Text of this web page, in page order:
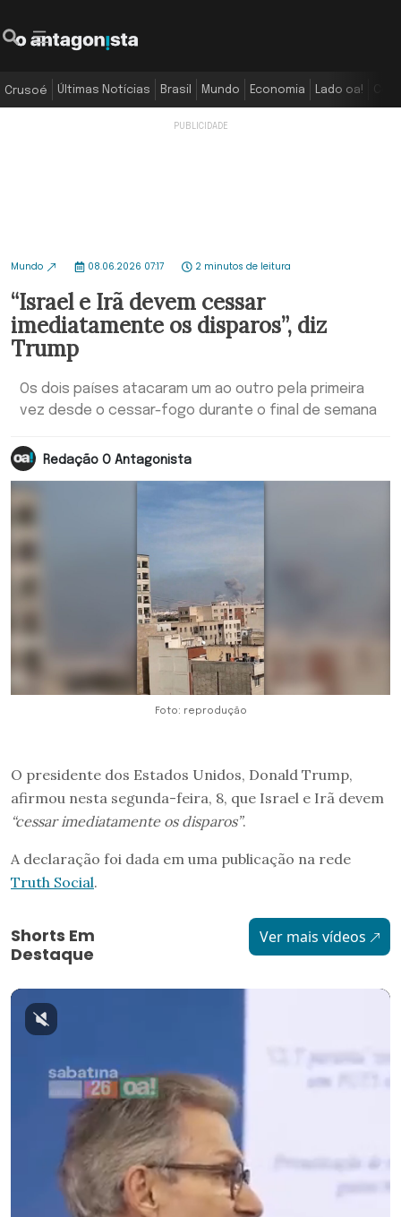
Crusoé Últimas Notícias Brasil Mundo Economia Lado oa!
Mundo 08.06.2026 07:17 2 minutos de leitura
“Israel e Irã devem cessar
imediatamente os disparos”, diz
Trump
Os dois países atacaram um ao outro pela primeira
vez desde o cessar-fogo durante o final de semana
Redação O Antagonista
Foto: reprodução
O presidente dos Estados Unidos, Donald Trump,
afirmou nesta segunda-feira, 8, que Israel e Irã devem
“cessar imediatamente os disparos”.
A declaração foi dada em uma publicação na rede
Truth Social.
Shorts Em
Destaque
Ver mais vídeos